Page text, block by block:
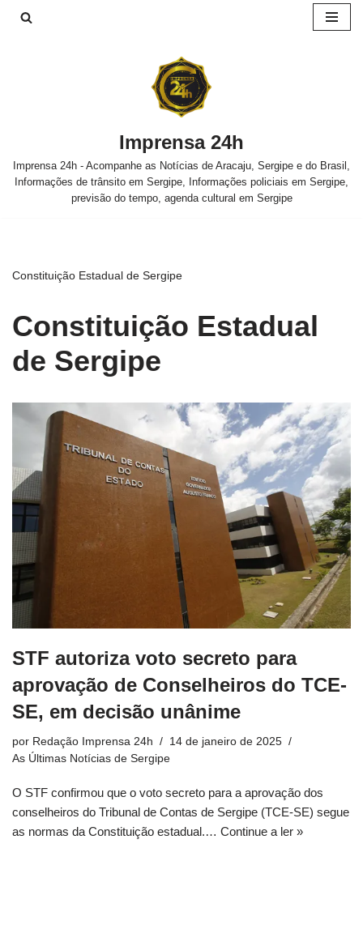
Imprensa 24h
Imprensa 24h - Acompanhe as Notícias de Aracaju, Sergipe e do Brasil,
Informações de trânsito em Sergipe, Informações policiais em Sergipe,
previsão do tempo, agenda cultural em Sergipe
Constituição Estadual de Sergipe
Constituição Estadual
de Sergipe
STF autoriza voto secreto para
aprovação de Conselheiros do TCE-
SE, em decisão unânime
por Redação Imprensa 24h
14 de janeiro de 2025
As Últimas Notícias de Sergipe
O STF confirmou que o voto secreto para a aprovação dos
conselheiros do Tribunal de Contas de Sergipe (TCE-SE) segue
as normas da Constituição estadual.… Continue a ler »